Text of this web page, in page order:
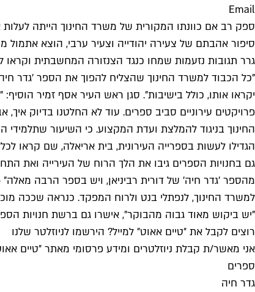
Email
ספק רב אם כוונתו המקורית של משרד החינוך הייתה
סיפור אהבתם של צעירה יהודייה וצעיר ערבי, הוצא
גרר תגובות נזעמות שמחו כנגד הצנזורה המחשבתית
"כל הכבוד למשרד החינוך שהצליח להפוך את הספר 'גדר
יקראו אותו, כולל בישיבות". סגן ראש העיר אסף זמיר
פרויקטים עירוניים סביב ספרים. עוד לא החלטנו בדיוק
החינוך בניגוד להמלצת ועדת המקצוע. כי השיעור
הגדילו לעשות בספרייה העירונית, בית אריאלה, שם קראו
גם בחנויות הספרים גיבו את הלך הרוח של העירייה ואת
מהספר 'גדר חיה' של דורית רביניאן, ויש בספר הרבה
למשרד החינוך, לנפתלי בנט ולרוח המפקד. כנראה שככה
"יש ביקוש מאוד גבוה מהבוקר", אישרו גם ברשת חנויות
רוצים לקבל את ״טיים אאוט״ למייל? הירשמו לניוזלטר שלנו
אני מאשר/ת קבלת ניוזלטרים ומידע פרסומי מאתר ״טיים
ספרים
גדר חיה